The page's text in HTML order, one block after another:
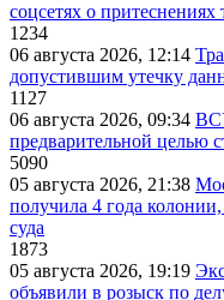
соцсетях о
1234
06 августа 2026, 12:14
допустившим утечку
1127
06 августа 2026, 09:34
предварительной целью
5090
05 августа 2026, 21:38
получила 4 года
суда
1873
05 августа 2026, 19:19
объявили в розыск по